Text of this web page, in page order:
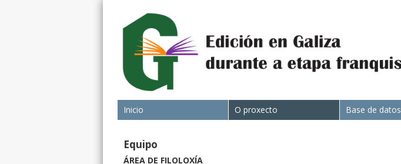
Inicio O proxecto Base de datos
Equipo
ÁREA DE FILOLOXÍA